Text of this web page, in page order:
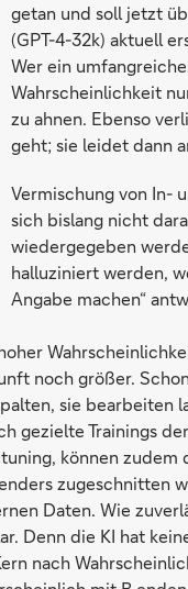
getan und soll jetzt
(GPT-4-32k) aktuell
Wer ein
Wahrscheinlichkeit
zu ahnen. Ebenso
geht; sie leidet dann
Vermischung von In-
sich bislang nicht
wiedergegeben
halluziniert werden,
Angabe machen“
noch größer.
sie bearbeiten
gezielte Trainings
können zudem
zugeschnitten
Daten. Wie
Denn die KI hat
nach